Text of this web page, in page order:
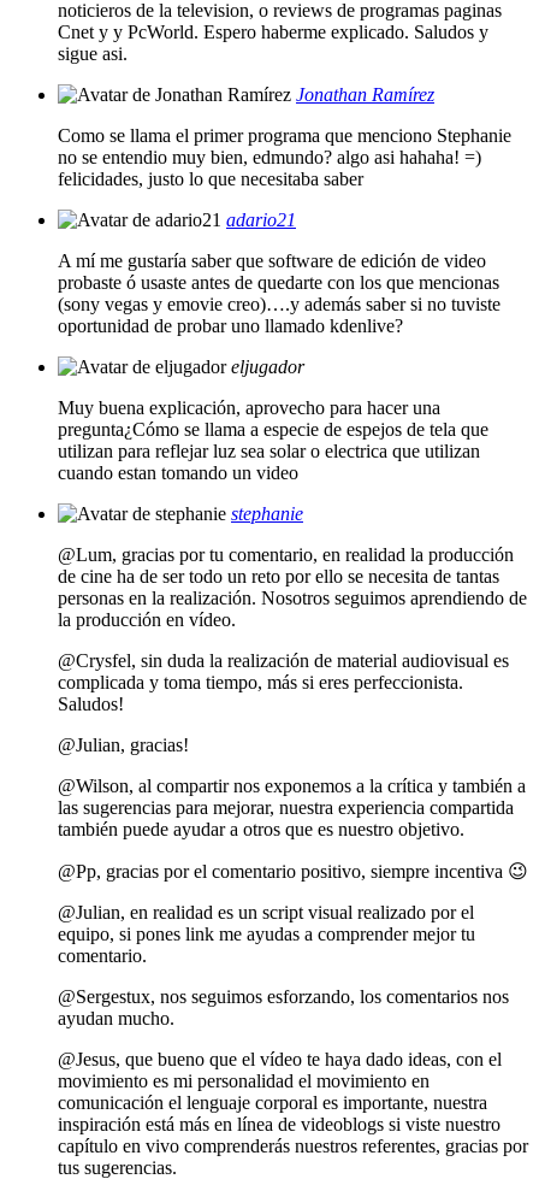
noticieros de la television, o reviews de programas paginas
Cnet y y PcWorld. Espero haberme explicado. Saludos y
sigue asi.
Jonathan Ramírez
Como se llama el primer programa que menciono Stephanie
no se entendio muy bien, edmundo? algo asi hahaha! =)
felicidades, justo lo que necesitaba saber
adario21
A mí me gustaría saber que software de edición de video
probaste ó usaste antes de quedarte con los que mencionas
(sony vegas y emovie creo)….y además saber si no tuviste
oportunidad de probar uno llamado kdenlive?
eljugador
Muy buena explicación, aprovecho para hacer una
pregunta¿Cómo se llama a especie de espejos de tela que
utilizan para reflejar luz sea solar o electrica que utilizan
cuando estan tomando un video
stephanie
@Lum, gracias por tu comentario, en realidad la producción
de cine ha de ser todo un reto por ello se necesita de tantas
personas en la realización. Nosotros seguimos aprendiendo de
la producción en vídeo.
@Crysfel, sin duda la realización de material audiovisual es
complicada y toma tiempo, más si eres perfeccionista.
Saludos!
@Julian, gracias!
@Wilson, al compartir nos exponemos a la crítica y también a
las sugerencias para mejorar, nuestra experiencia compartida
también puede ayudar a otros que es nuestro objetivo.
@Pp, gracias por el comentario positivo, siempre incentiva 😉
@Julian, en realidad es un script visual realizado por el
equipo, si pones link me ayudas a comprender mejor tu
comentario.
@Sergestux, nos seguimos esforzando, los comentarios nos
ayudan mucho.
@Jesus, que bueno que el vídeo te haya dado ideas, con el
movimiento es mi personalidad el movimiento en
comunicación el lenguaje corporal es importante, nuestra
inspiración está más en línea de videoblogs si viste nuestro
capítulo en vivo comprenderás nuestros referentes, gracias por
tus sugerencias.